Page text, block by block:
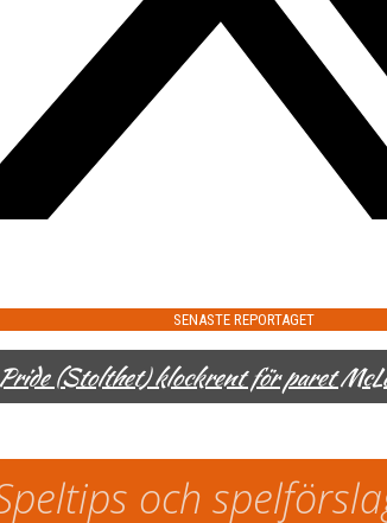
SENASTE REPORTAGET
Pride (Stolthet) klockrent för paret
och